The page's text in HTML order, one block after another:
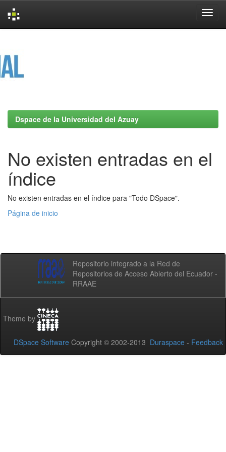
Dspace de la Universidad del Azuay
No existen entradas en el
índice
No existen entradas en el índice para "Todo DSpace".
Página de inicio
Repositorio integrado a la Red de
Repositorios de Acceso Abierto del Ecuador -
RRAAE
Theme by
DSpace Software Copyright © 2002-2013 Duraspace - Feedback